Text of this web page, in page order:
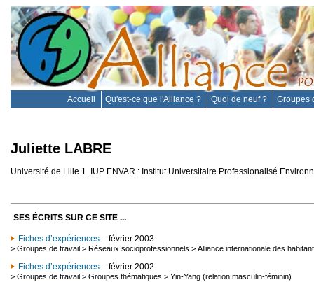
Accueil Qu'est-ce que l'Alliance ? Quoi de neuf ? Groupes
Juliette LABRE
Université de Lille 1. IUP ENVAR : Institut Universitaire Professionalisé
SES ÉCRITS SUR CE SITE ...
Fiches d’expériences. - février 2003
> Groupes de travail > Réseaux socioprofessionnels > Alliance internationale des
Fiches d’expériences. - février 2002
> Groupes de travail > Groupes thématiques > Yin-Yang (relation masculin-féminin)